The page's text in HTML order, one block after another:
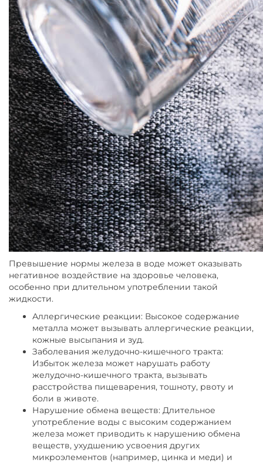
Превышение нормы железа в воде может оказывать
негативное воздействие на здоровье человека,
особенно при длительном употреблении такой
жидкости.
Аллергические реакции: Высокое содержание
металла может вызывать аллергические реакции,
кожные высыпания и зуд.
Заболевания желудочно-кишечного тракта:
Избыток железа может нарушать работу
желудочно-кишечного тракта, вызывать
расстройства пищеварения, тошноту, рвоту и
боли в животе.
Нарушение обмена веществ: Длительное
употребление воды с высоким содержанием
железа может приводить к нарушению обмена
веществ, ухудшению усвоения других
микроэлементов (например, цинка и меди) и